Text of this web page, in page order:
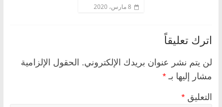
8 مارس، 2020
اترك تعليقاً
لن يتم نشر عنوان بريدك الإلكتروني. الحقول الإلزامية
مشار إليها بـ *
التعليق *